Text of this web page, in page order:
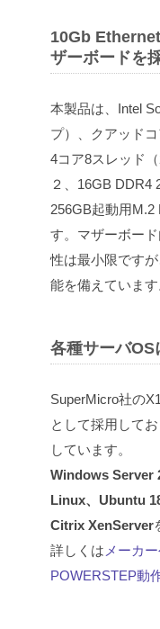
10Gb
ザーボードを
本製品は、Intel
プ）、クアッド
4コア8スレッド
２、16GB DDR4
256GB起動用M.2
す。マザーボー
性は最小限です
能を備えています
各種サーバOS
SuperMicro社の
として採用して
しています。
Windows Server
Linux、Ubuntu
Citrix XenServer
詳しくは メーカ
POWERSTEP動